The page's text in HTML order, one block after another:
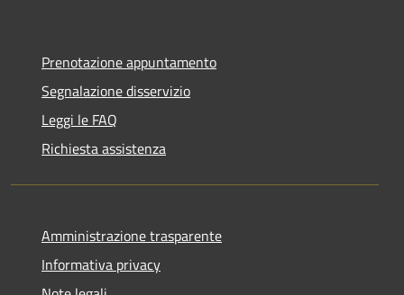
Prenotazione appuntamento
Segnalazione disservizio
Leggi le FAQ
Richiesta assistenza
Amministrazione trasparente
Informativa privacy